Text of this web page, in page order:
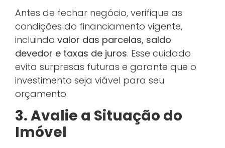
Antes de fechar negócio, verifique as
condições do financiamento vigente,
incluindo valor das parcelas, saldo
devedor e taxas de juros. Esse cuidado
evita surpresas futuras e garante que o
investimento seja viável para seu
orçamento.
3. Avalie a Situação do
Imóvel